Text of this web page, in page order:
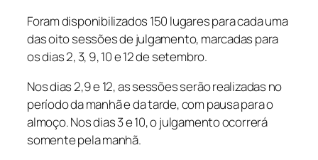
Foram disponibilizados 150 lugares para cada uma
das oito sessões de julgamento, marcadas para
os dias 2, 3, 9, 10 e 12 de setembro.
Nos dias 2,9 e 12, as sessões serão realizadas no
período da manhã e da tarde, com pausa para o
almoço. Nos dias 3 e 10, o julgamento ocorrerá
somente pela manhã.